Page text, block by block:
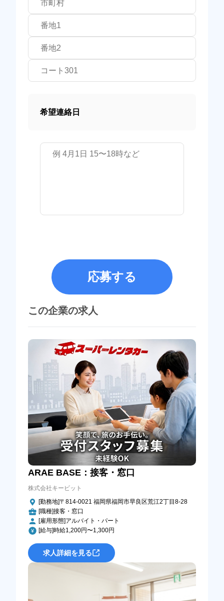
希望連絡日
応募する
この企業の求人
ARAE BASE：接客・窓口
株式会社キービット
[勤務地]〒814-0021 福岡県福岡市早良区荒江2丁目8-28
[職種]接客・窓口
[雇用形態]アルバイト・パート
[給与]時給1,200円〜1,300円
求人詳細を見る